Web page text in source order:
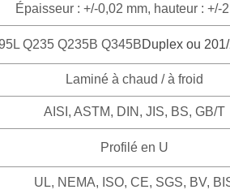
Épaisseur : +/-0,02 mm, hauteur : +/-
Q235 Q235B Q345BDuplex ou
Laminé à chaud / à froid
AISI, ASTM, DIN, JIS, BS, GB/T
Profilé en U
UL, NEMA, ISO, CE, SGS, BV,